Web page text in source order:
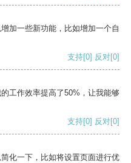
加一些新功能，比如增加一个自
支持[0] 反对[0]
工作效率提高了50%，让我能够
支持[0] 反对[0]
化一下，比如将设置页面进行优